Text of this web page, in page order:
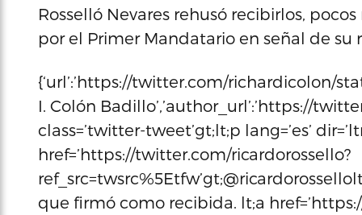
Rosselló Nevares rehusó recibirlos,
por el Primer Mandatario en señal de su
{‘url’:’https://twitter.com/richardicolon/
I. Colón Badillo’,’author_url’:’https://
class=’twitter-tweet’gt;lt;p lang=’es’
href=’https://twitter.com/ricardorossello?
que firmó como recibida. lt;a